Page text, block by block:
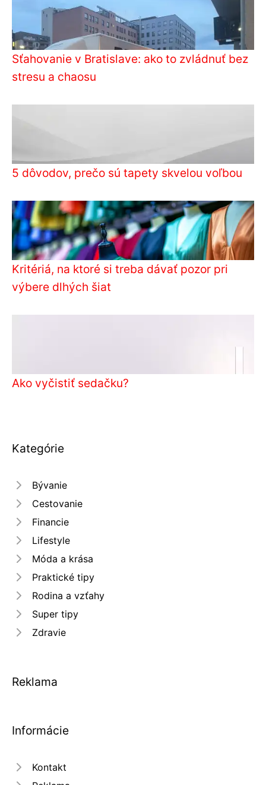
Sťahovanie v Bratislave: ako to zvládnuť bez
stresu a chaosu
5 dôvodov, prečo sú tapety skvelou voľbou
Kritériá, na ktoré si treba dávať pozor pri
výbere dlhých šiat
Ako vyčistiť sedačku?
Kategórie
Bývanie
Cestovanie
Financie
Lifestyle
Móda a krása
Praktické tipy
Rodina a vzťahy
Super tipy
Zdravie
Reklama
Informácie
Kontakt